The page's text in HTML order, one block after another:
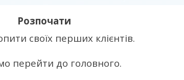
Розпочати
своїх перших клієнтів.
перейти до головного.